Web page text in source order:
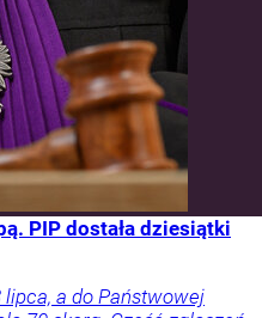
PIP dostała dziesiątki
a do Państwowej